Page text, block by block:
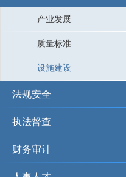
产业发展
质量标准
设施建设
法规安全
执法督查
财务审计